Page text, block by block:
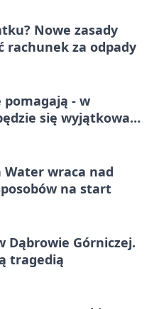
Nowe zasady
rachunek za odpady
pomagają - w
się wyjątkowa
Water wraca nad
na start
Dąbrowie Górniczej.
tragedią